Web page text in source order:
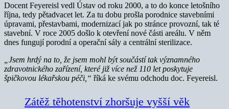
Docent Feyereisl vedl Ústav od roku 2000, a to do konce letošního
října, tedy pětadvacet let. Za tu dobu prošla porodnice stavebními
úpravami, přestavbami, modernizací jak po stránce provozní, tak té
stavební. V roce 2005 došlo k otevření nové části areálu. V něm
dnes fungují porodní a operační sály a centrální sterilizace.
„Jsem hrdý na to, že jsem mohl být součástí tak významného
zdravotnického zařízení, které již více než 110 let poskytuje
špičkovou lékařskou péči,“ říká ke svému odchodu doc. Feyereisl.
Zátěž těhotenství zhoršuje vyšší věk